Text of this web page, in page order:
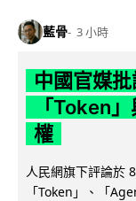
藍骨 3 小時
中國官媒
「Token
權
人民網旗下評論於
「Token」、「